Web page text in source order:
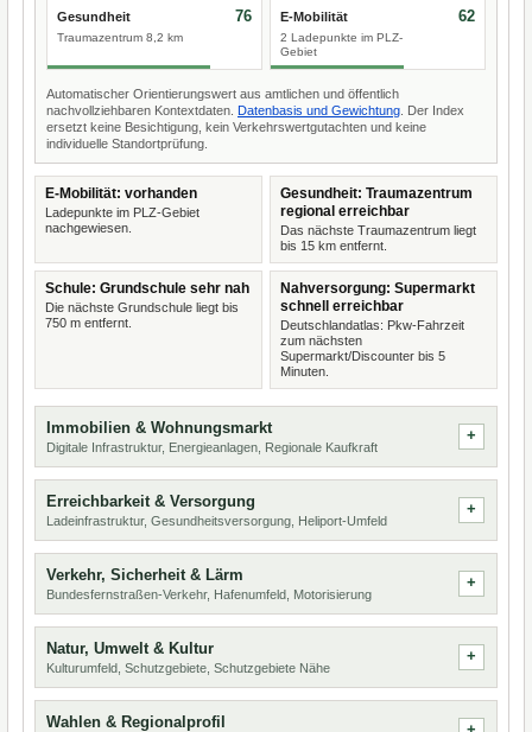
Gesundheit
Traumazentrum 8,2 km
76 E-Mobilität
2 Ladepunkte im PLZ-
Gebiet
62
Automatischer Orientierungswert aus amtlichen und öffentlich
nachvollziehbaren Kontextdaten. Datenbasis und Gewichtung . Der Index
ersetzt keine Besichtigung, kein Verkehrswertgutachten und keine
individuelle Standortprüfung.
E-Mobilität: vorhanden
Ladepunkte im PLZ-Gebiet
nachgewiesen.
Gesundheit: Traumazentrum
regional erreichbar
Das nächste Traumazentrum liegt
bis 15 km entfernt.
Schule: Grundschule sehr nah
Die nächste Grundschule liegt bis
750 m entfernt.
Nahversorgung: Supermarkt
schnell erreichbar
Deutschlandatlas: Pkw-Fahrzeit
zum nächsten
Supermarkt/Discounter bis 5
Minuten.
Immobilien & Wohnungsmarkt
Digitale Infrastruktur, Energieanlagen, Regionale Kaufkraft
Erreichbarkeit & Versorgung
Ladeinfrastruktur, Gesundheitsversorgung, Heliport-Umfeld
Verkehr, Sicherheit & Lärm
Bundesfernstraßen-Verkehr, Hafenumfeld, Motorisierung
Natur, Umwelt & Kultur
Kulturumfeld, Schutzgebiete, Schutzgebiete Nähe
Wahlen & Regionalprofil